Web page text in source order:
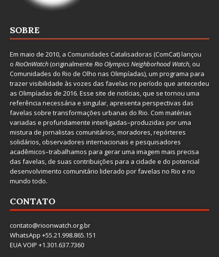
SOBRE
Em maio de 2010, a Comunidades Catalisadoras (ComCat) lançou
o RioOnWatch(originalmente Rio Olympics Neighborhood Watch, ou
Comunidades do Rio de Olho nas Olimpíadas), um programa para
trazer visibilidade às vozes das favelas no período que antecedeu
as Olimpíadas de 2016. Esse site de notícias, que se tornou uma
referência necessária e singular, apresenta perspectivas das
favelas sobre transformações urbanas do Rio. Com matérias
variadas e profundamente interligadas–produzidas por uma
mistura de jornalistas comunitários, moradores, repórteres
solidários, observadores internacionais e pesquisadores
acadêmicos–trabalhamos para gerar uma imagem mais precisa
das favelas, de suas contribuições para a cidade e do potencial
desenvolvimento comunitário liderado por favelas no Rio e no
mundo todo.
CONTATO
contato@rioonwatch.org.br
WhatsApp +55.21.998.865.151
EUA VOIP +1.301.637.7360